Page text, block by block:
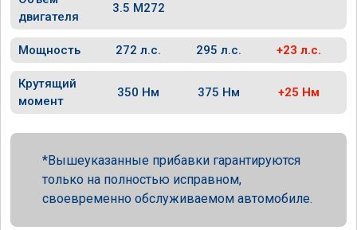
двигателя
3.5 M272
Мощность 272 л.с. 295 л.с. +23 л.с.
Крутящий
момент
350 Нм 375 Нм +25 Нм
Вышеуказанные прибавки гарантируются
только на полностью исправном,
своевременно обслуживаемом автомобиле.